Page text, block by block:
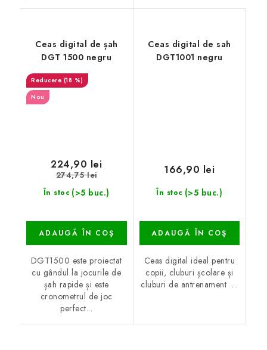
Ceas digital de șah
DGT 1500 negru
(18 %)
Nou
În stoc (>5 buc.)
224,90 lei
274,75 lei
ADAUGĂ ÎN COŞ
DGT1500 este proiectat
cu gândul la jocurile de
șah rapide și este
cronometrul de joc
perfect...
Ceas digital de sah
DGT1001 negru
În stoc (>5 buc.)
166,90 lei
ADAUGĂ ÎN COŞ
Ceas digital ideal pentru
copii, cluburi școlare și
cluburi de antrenament ...